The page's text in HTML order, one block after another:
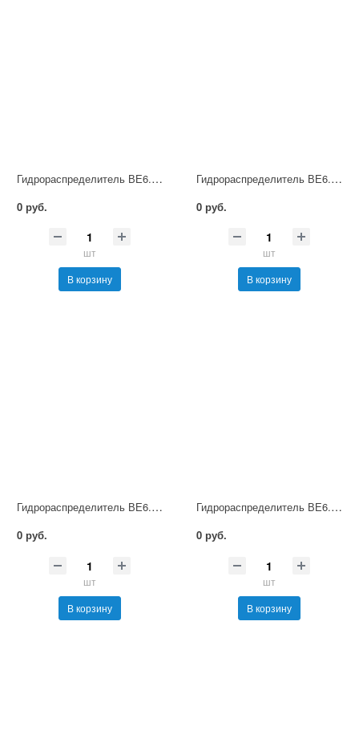
Гидрораспределитель ВЕ6.44 Г48 НМ УХЛ4
0 руб.
шт
В корзину
Гидрораспределитель ВЕ6.44 Г110 НМ УХЛ4
0 руб.
шт
В корзину
Гидрораспределитель ВЕ6.44 В36 НМ УХЛ4
0 руб.
шт
В корзину
Гидрораспределитель ВЕ6.44 В110 НМ УХЛ4
0 руб.
шт
В корзину